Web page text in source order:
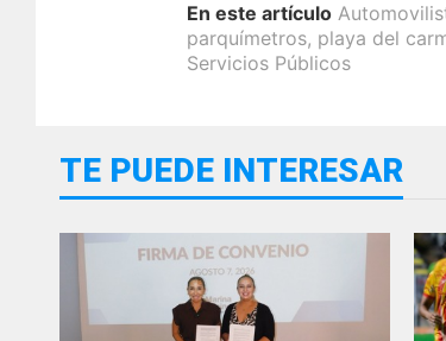
En este artículo
parquímetros, playa del
Servicios Públicos
TE PUEDE INTERESAR